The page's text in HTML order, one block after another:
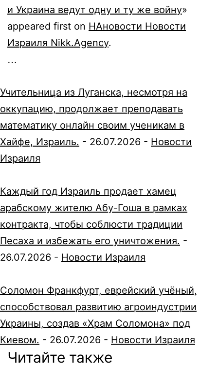
и Украина ведут одну и ту же войну»
appeared first on НАновости Новости
Израиля Nikk.Agency.
…
Учительница из Луганска, несмотря на
оккупацию, продолжает преподавать
математику онлайн своим ученикам в
Хайфе, Израиль. - 26.07.2026 - Новости
Израиля
Каждый год Израиль продает хамец
арабскому жителю Абу-Гоша в рамках
контракта, чтобы соблюсти традиции
Песаха и избежать его уничтожения. -
26.07.2026 - Новости Израиля
Соломон Франкфурт, еврейский учёный,
способствовал развитию агроиндустрии
Украины, создав «Храм Соломона» под
Киевом. - 26.07.2026 - Новости Израиля
Читайте также